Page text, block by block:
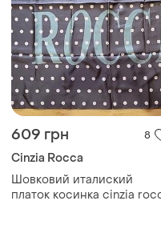
609 грн 8
Cinzia Rocca
Шовковий италиский
платок косинка cinzia